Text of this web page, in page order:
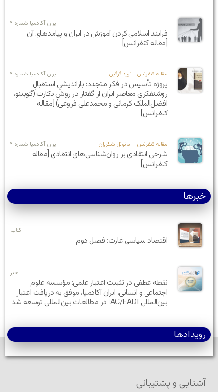
ایران آکادمیا شماره ۹
فرایند اسلامی کردن آموزش در ایران و پیامدهای آن
[مقاله کنفرانس]
مقاله کنفرانس - نوید گرگین ایران آکادمیا شماره ۹
پروژه‌ تأسیس در فکرِ متجدد: بازاندیشیِ استقبالِ
روشنفکری معاصر ایران از گفتار در روشِ دکارت (گوبینو،
افضل‌الملک کرمانی و محمدعلی فروغی) [مقاله
کنفرانس]
مقاله کنفرانس - امانوئل شکریان ایران آکادمیا شماره ۹
شرحی انتقادی بر روان‌شناسی‌های انتقادی [مقاله
کنفرانس]
خبرها
کتاب
اقتصاد سیاسی غارت: فصل دوم
خبر
نقطه عطفی در تثبیت اعتبار علمی: مؤسسه علوم
اجتماعی و انسانی، ایران آکادمیا، موفق به دریافت اعتبار
بین‌المللی IAC/EADI در مطالعات بین‌المللی توسعه شد
رویدادها
آشنایی و پشتیبانی